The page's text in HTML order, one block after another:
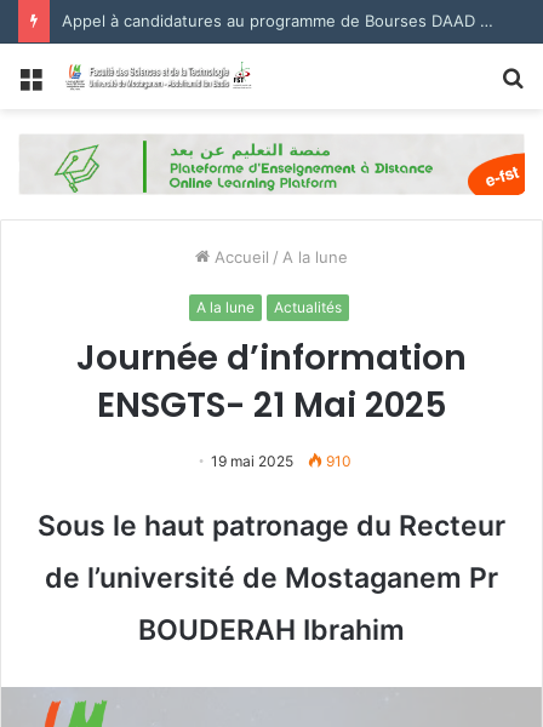
Appel à candidatures au programme de Bourses DAAD 2027.
Menu
Accueil / A la lune
A la lune Actualités
Journée d’information
ENSGTS- 21 Mai 2025
19 mai 2025 910
Sous le haut patronage du Recteur
de l’université de Mostaganem Pr
BOUDERAH Ibrahim